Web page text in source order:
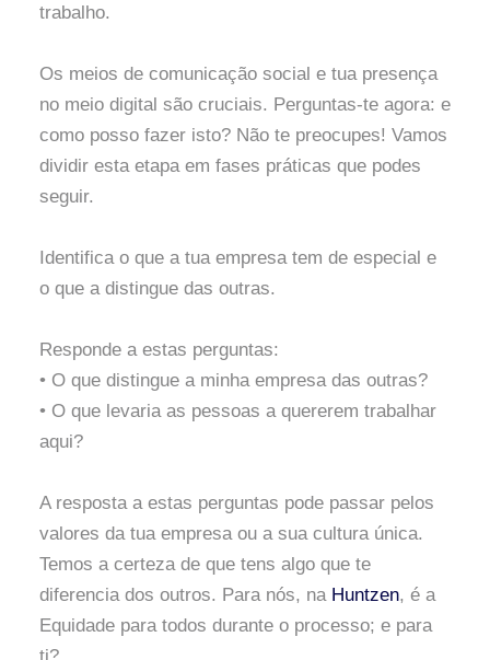
trabalho.
Os meios de comunicação social e tua presença
no meio digital são cruciais. Perguntas-te agora: e
como posso fazer isto? Não te preocupes! Vamos
dividir esta etapa em fases práticas que podes
seguir.
Identifica o que a tua empresa tem de especial e
o que a distingue das outras.
Responde a estas perguntas:
• O que distingue a minha empresa das outras?
• O que levaria as pessoas a quererem trabalhar
aqui?
A resposta a estas perguntas pode passar pelos
valores da tua empresa ou a sua cultura única.
Temos a certeza de que tens algo que te
diferencia dos outros. Para nós, na Huntzen, é a
Equidade para todos durante o processo; e para